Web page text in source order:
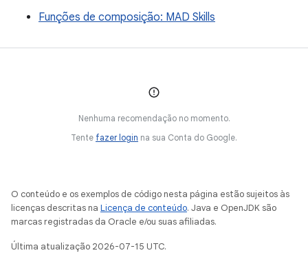
Funções de composição: MAD Skills
Nenhuma recomendação no momento.
Tente fazer login na sua Conta do Google.
O conteúdo e os exemplos de código nesta página estão sujeitos às
licenças descritas na Licença de conteúdo. Java e OpenJDK são
marcas registradas da Oracle e/ou suas afiliadas.
Última atualização 2026-07-15 UTC.